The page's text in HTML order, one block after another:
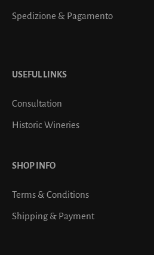
Spedizione & Pagamento
USEFUL LINKS
Consultation
Historic Wineries
SHOP INFO
Terms & Conditions
Shipping & Payment